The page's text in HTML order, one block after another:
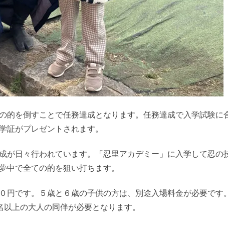
的を倒すことで任務達成となります。任務達成で入学試験に
証がプレゼントされます。
が日々行われています。「忍里アカデミー」に入学して忍の
中で全ての的を狙い打ちます。
です。５歳と６歳の子供の方は、別途入場料金が必要です。
上の大人の同伴が必要となります。